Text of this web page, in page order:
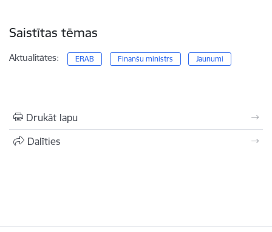
Saistītas tēmas
Aktualitātes: ERAB Finanšu ministrs Jaunumi
Drukāt lapu
Dalīties